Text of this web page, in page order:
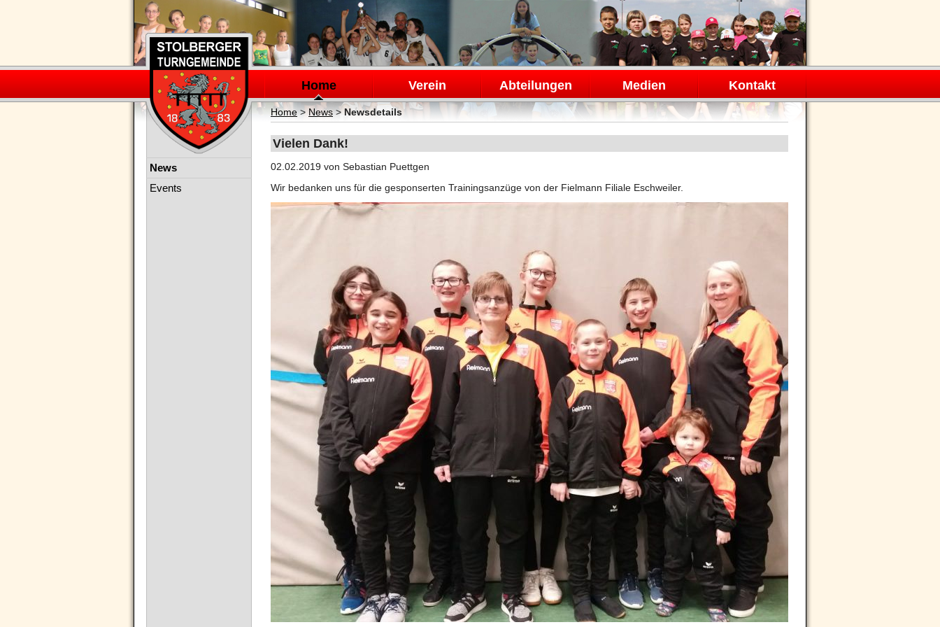
Navigation
überspringen
Home Verein Abteilungen Medien Kontakt
Home> News>Newsdetails
Vielen Dank!
02.02.2019 von Sebastian Puettgen
Wir bedanken uns für die gesponserten Trainingsanzüge von der Fielmann Filiale Eschweiler.
Navigation
News
Events